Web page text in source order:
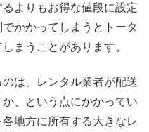
よりもお得な値段に設定
かかってしまうとトータ
まうことがあります。
は、レンタル業者が配送
、という点にかかってい
地方に所有する大きなレ